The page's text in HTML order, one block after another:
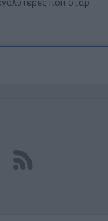
ποπ σταρ